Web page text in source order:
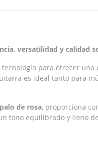
versatilidad y calidad
para ofrecer una
es ideal tanto para
de rosa, proporciona
tono equilibrado y lleno